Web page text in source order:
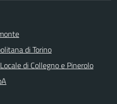
di Torino
di Collegno e Pinerolo